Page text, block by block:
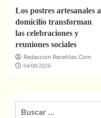
Los postres artesanales a
domicilio transforman
las celebraciones y
reuniones sociales
Redaccion Recetitas.Com
04/08/2026